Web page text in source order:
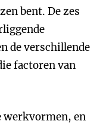
bent. De zes
de verschillende
factoren van
werkvormen, en